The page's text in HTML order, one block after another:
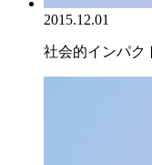
2015.12.01
社会的インパ